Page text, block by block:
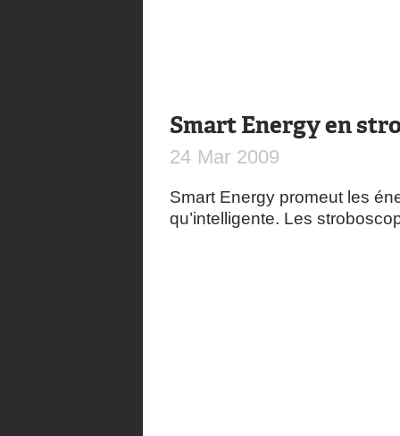
Smart Energy en
24 Mar 2009
Smart Energy promeut les
qu’intelligente. Les